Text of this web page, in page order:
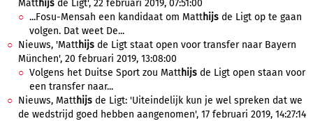
Matthijs de Ligt', 22 februari 2019, 07:51:00
...Fosu-Mensah een kandidaat om Matthijs de Ligt op te gaan
volgen. Dat weet De...
Nieuws, 'Matthijs de Ligt staat open voor transfer naar Bayern
München', 20 februari 2019, 13:08:00
Volgens het Duitse Sport zou Matthijs de Ligt open staan voor
een transfer naar...
Nieuws, Matthijs de Ligt: 'Uiteindelijk kun je wel spreken dat we
de wedstrijd goed hebben aangenomen', 17 februari 2019, 14:27:14